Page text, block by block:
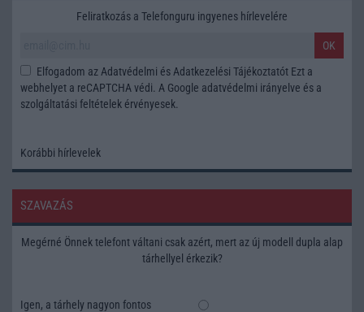
Feliratkozás a Telefonguru ingyenes hírlevelére
OK
Elfogadom azAdatvédelmi és Adatkezelési Tájékoztatót Ezt a
webhelyet a reCAPTCHA védi. A Google adatvédelmi irányelve és a
szolgáltatási feltételek érvényesek.
Korábbi hírlevelek
SZAVAZÁS
Megérné Önnek telefont váltani csak azért, mert az új modell dupla alap
tárhellyel érkezik?
Igen, a tárhely nagyon fontos